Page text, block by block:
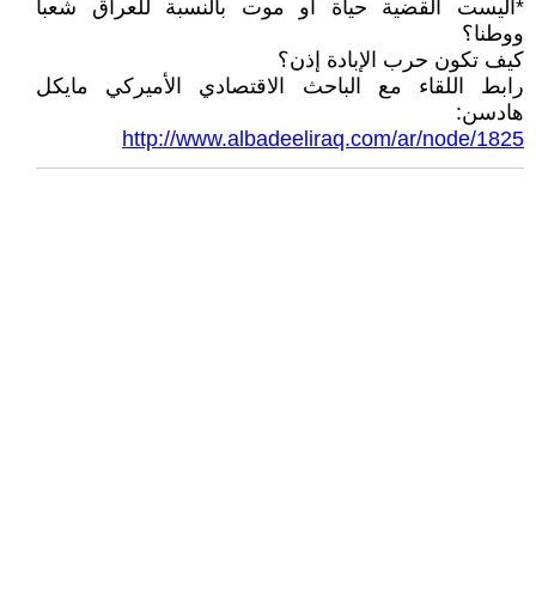
*أليست القضية حياة أو موت بالنسبة للعراق شعبا
ووطنا؟
كيف تكون حرب الإبادة إذن؟
رابط اللقاء مع الباحث الاقتصادي الأميركي مايكل
هادسن:
http://www.albadeeliraq.com/ar/node/1825